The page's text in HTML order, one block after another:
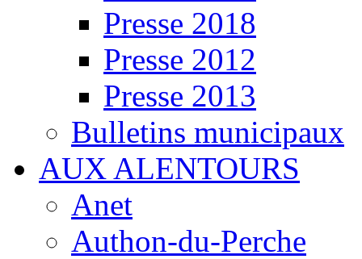
Presse 2018
Presse 2012
Presse 2013
Bulletins municipaux
AUX ALENTOURS
Anet
Authon-du-Perche